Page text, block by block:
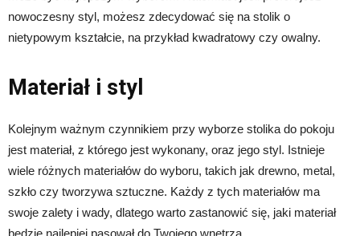
nowoczesny styl, możesz zdecydować się na stolik o
nietypowym kształcie, na przykład kwadratowy czy owalny.
Materiał i styl
Kolejnym ważnym czynnikiem przy wyborze stolika do pokoju
jest materiał, z którego jest wykonany, oraz jego styl. Istnieje
wiele różnych materiałów do wyboru, takich jak drewno, metal,
szkło czy tworzywa sztuczne. Każdy z tych materiałów ma
swoje zalety i wady, dlatego warto zastanowić się, jaki materiał